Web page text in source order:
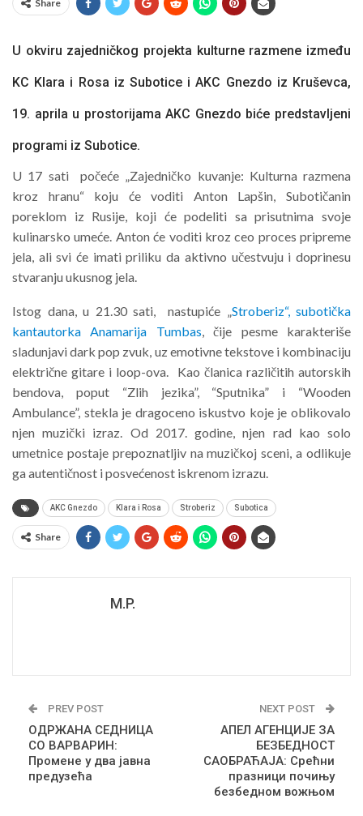
Share
U okviru zajedničkog projekta kulturne razmene između
KC Klara i Rosa iz Subotice i AKC Gnezdo iz Kruševca,
19. aprila u prostorijama AKC Gnezdo biće predstavljeni
programi iz Subotice.
U 17 sati počeće „Zajedničko kuvanje: Kulturna razmena
kroz hranu“ koju će voditi Anton Lapšin, Subotičanin
poreklom iz Rusije, koji će podeliti sa prisutnima svoje
kulinarsko umeće. Anton će voditi kroz ceo proces pripreme
jela, ali svi će imati priliku da aktivno učestvuju i doprinesu
stvaranju ukusnog jela.
Istog dana, u 21.30 sati, nastupiće „ Stroberiz“, subotička
kantautorka Anamarija Tumbas , čije pesme karakteriše
sladunjavi dark pop zvuk, uz emotivne tekstove i kombinaciju
električne gitare i loop-ova. Kao članica različitih autorskih
bendova, poput “Zlih jezika”, “Sputnika” i “Wooden
Ambulance”, stekla je dragoceno iskustvo koje je oblikovalo
njen muzički izraz. Od 2017. godine, njen rad kao solo
umetnice postaje prepoznatljiv na muzičkoj sceni, a odlikuje
ga autentičnost i posvećenost iskrenom izrazu.
AKC Gnezdo Klara i Rosa Stroberiz Subotica
Share
M.P.
PREV POST
ОДРЖАНА СЕДНИЦА
СО ВАРВАРИН:
Промене у два јавна
предузећа
NEXT POST
АПЕЛ АГЕНЦИЈЕ ЗА
БЕЗБЕДНОСТ
САОБРАЋАЈА: Срећни
празници почињу
безбедном вожњом